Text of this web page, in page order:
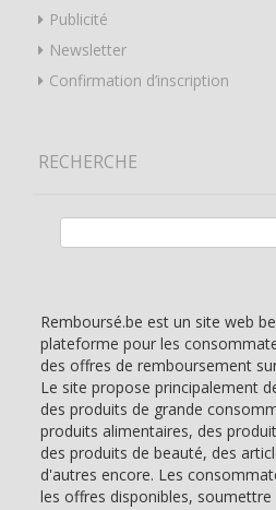
Publicité
Newsletter
Confirmation d’inscription
RECHERCHE
Remboursé.be est un site web
plateforme pour les
des offres de remboursement
Le site propose principalement
des produits de grande
produits alimentaires, des
des produits de beauté, des
d'autres encore. Les
les offres disponibles, soumettre